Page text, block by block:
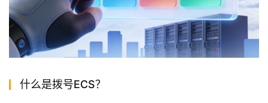
什么是拨号ECS？